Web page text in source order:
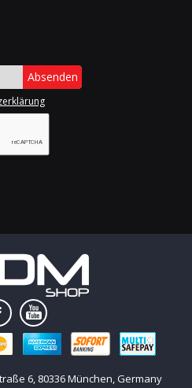
Absenden
6, 80336 München, Germany